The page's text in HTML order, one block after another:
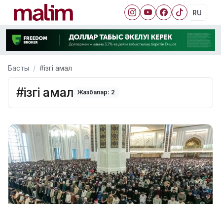
RU
Басты #ізгі амал
#ізгі амал Жазбалар: 2